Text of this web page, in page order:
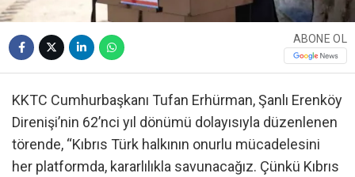
ABONE OL
KKTC Cumhurbaşkanı Tufan Erhürman, Şanlı Erenköy
Direnişi’nin 62’nci yıl dönümü dolayısıyla düzenlenen
törende, “Kıbrıs Türk halkının onurlu mücadelesini
her platformda, kararlılıkla savunacağız. Çünkü Kıbrıs